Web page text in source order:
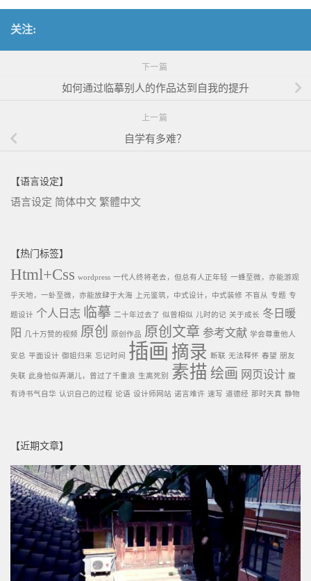
关注:
下一篇
如何通过临摹别人的作品达到自我的提升
上一篇
自学有多难？
【语言设定】
语言设定 简体中文 繁體中文
【热门标签】
Html+Css wordpress 一代人终将老去，但总有人正年轻 一蜂至微，亦能游观
乎天地，一虲至微，亦能放肆于大海 上元鉴筑，中式设计，中式装修 不盲从 专题 专
题设计 个人日志 临摹 二十年过去了 似曾相似 儿时的记 关于成长 冬日暖
阳
几十万赞的视频 原创 原创作品 原创文章 参考文献 学会尊重他人
安总 平面设计 御姐归来 忘记时间 插画 摘录 断联 无法释怀 春望 朋友
失联 此身恰似弄潮儿，曾过了千重浪 生离死别 素描 绘画 网页设计 腹
有诗书气自华 认识自己的过程 论语 设计师网站 诺言难许 速写 道德经 那时天真 静物
【近期文章】